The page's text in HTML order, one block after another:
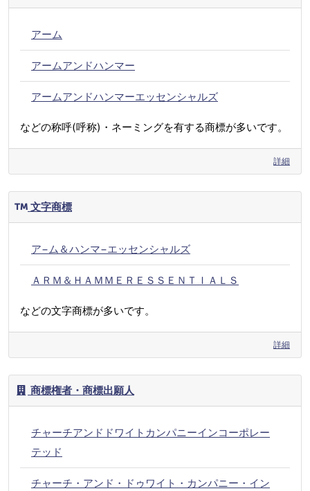
アーム
アームアンドハンマー
アームアンドハンマーエッセンシャルズ
などの称呼(呼称)・ネーミングを有する商標が多いです。
詳細
文字商標
ア−ム＆ハンマ−エッセンシャルズ
ＡＲＭ＆ＨＡＭＭＥＲＥＳＳＥＮＴＩＡＬＳ
などの文字商標が多いです。
詳細
商標権者・商標出願人
チャーチアンドドワイトカンパニーインコーポレー
テッド
チャーチ・アンド・ドゥワイト・カンパニー・イン